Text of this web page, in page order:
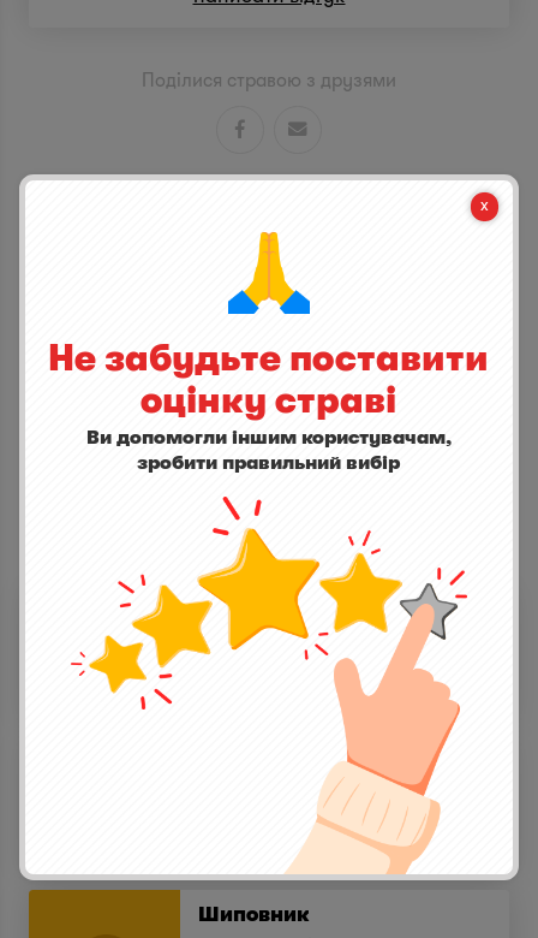
Поділися стравою з друзями
 
СТАНЬ ПЕРШИМ ХТО ДОДАСТЬ ВІДГУК
написати відгук
Клюквенный морс
0,0
Karavan, Кловский спуск, 100.9 км
Компот из смородины
(0)
Karavan, Кловский спуск, 10 0.9 км
500 ml
Шиповник
Не забудьте поставити
оцінку страві
Ви допомогли іншим користувачам,
зробити правильний вибір